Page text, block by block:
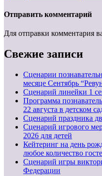
Отправить комментарий
Для отправки комментария
Свежие записи
Сценарии
месяце Сентябрь
Cценарий линейки 1
Программа
22 августа в детском
Сценарий праздника
Сценарий игрового
2026 для детей
Кейтеринг на день
любое количество
Сценарий игры
Федерации